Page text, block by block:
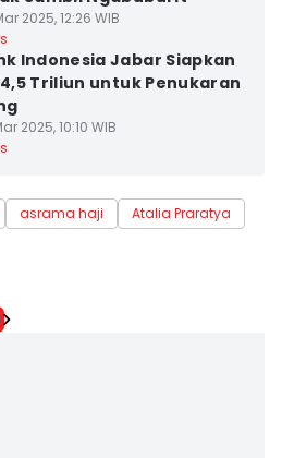
2025, 12:26 WIB
Indonesia Jabar Siapkan
Triliun untuk Penukaran
2025, 10:10 WIB
asrama haji Atalia Praratya